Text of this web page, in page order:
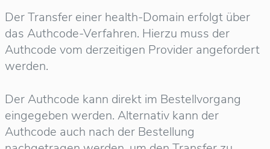
Der Transfer einer health-Domain erfolgt über
das Authcode-Verfahren. Hierzu muss der
Authcode vom derzeitigen Provider angefordert
werden.
Der Authcode kann direkt im Bestellvorgang
eingegeben werden. Alternativ kann der
Authcode auch nach der Bestellung